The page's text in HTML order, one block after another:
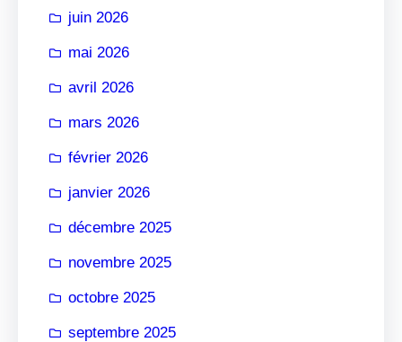
juin 2026
mai 2026
avril 2026
mars 2026
février 2026
janvier 2026
décembre 2025
novembre 2025
octobre 2025
septembre 2025